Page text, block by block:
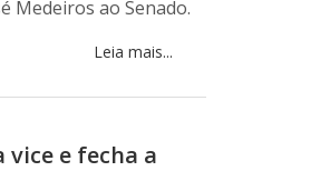
Medeiros ao Senado.
Leia mais...
vice e fecha a